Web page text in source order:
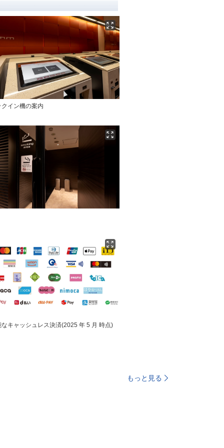
イン機の案内
キャッシュレス決済(2025 年 5 月 時点)
もっと見る